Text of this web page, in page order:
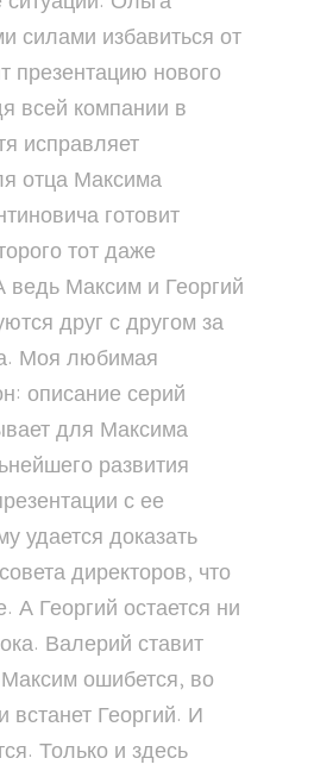
силами избавиться от
презентацию нового
всей компании в
исправляет
отца Максима
готовит
тот даже
ведь Максим и Георгий
друг с другом за
Моя любимая
описание серий
для Максима
развития
с ее
удается доказать
директоров, что
А Георгий остается ни
Валерий ставит
ошибется, во
встанет Георгий. И
Только и здесь